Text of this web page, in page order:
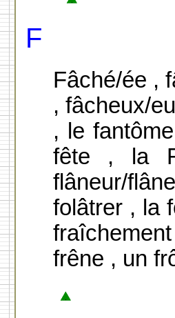
F
Fâché/ée ,
, fâcheux/
, le
fête , la
flâneur/
folâtrer , la
frêne , un